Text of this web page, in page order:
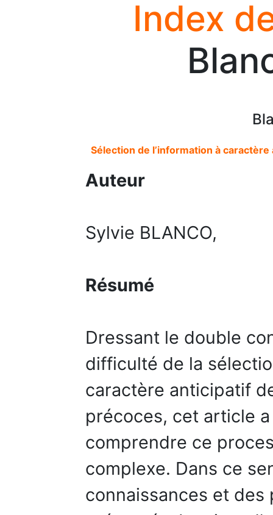
Index
Sélection de l’information à
Auteur
Sylvie BLANCO,
Résumé
Dressant le double
difficulté de la
caractère anticipatif
précoces, cet article
comprendre ce
complexe. Dans ce
connaissances et